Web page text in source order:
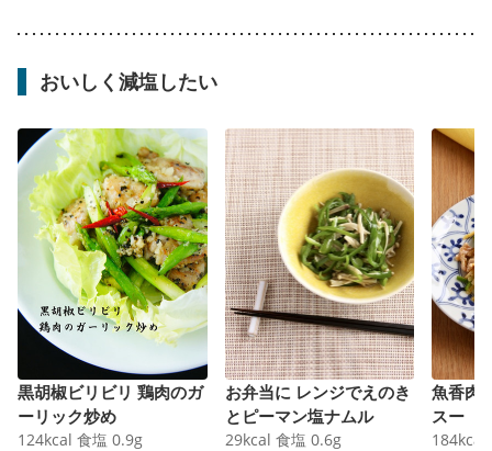
おいしく減塩したい
黒胡椒ビリビリ 鶏肉のガ
ーリック炒め
124kcal 食塩 0.9g
お弁当に レンジでえのき
とピーマン塩ナムル
29kcal 食塩 0.6g
魚香肉
スー
184kcal